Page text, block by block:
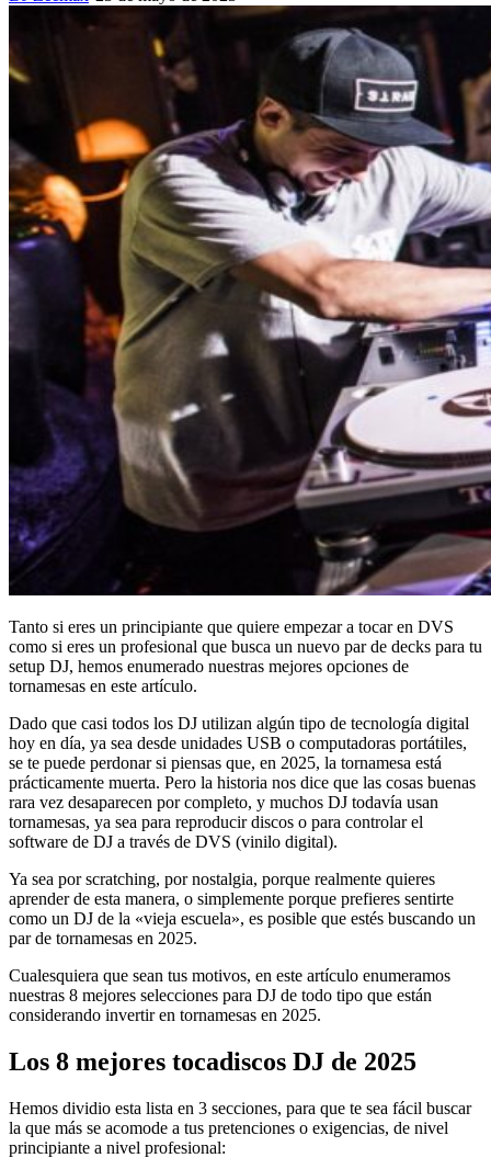
Tanto si eres un principiante que quiere empezar a tocar en DVS
como si eres un profesional que busca un nuevo par de decks para tu
setup DJ, hemos enumerado nuestras mejores opciones de
tornamesas en este artículo.
Dado que casi todos los DJ utilizan algún tipo de tecnología digital
hoy en día, ya sea desde unidades USB o computadoras portátiles,
se te puede perdonar si piensas que, en 2025, la tornamesa está
prácticamente muerta. Pero la historia nos dice que las cosas buenas
rara vez desaparecen por completo, y muchos DJ todavía usan
tornamesas, ya sea para reproducir discos o para controlar el
software de DJ a través de DVS (vinilo digital).
Ya sea por scratching, por nostalgia, porque realmente quieres
aprender de esta manera, o simplemente porque prefieres sentirte
como un DJ de la «vieja escuela», es posible que estés buscando un
par de tornamesas en 2025.
Cualesquiera que sean tus motivos, en este artículo enumeramos
nuestras 8 mejores selecciones para DJ de todo tipo que están
considerando invertir en tornamesas en 2025.
Los 8 mejores tocadiscos DJ de 2025
Hemos dividio esta lista en 3 secciones, para que te sea fácil buscar
la que más se acomode a tus pretenciones o exigencias, de nivel
principiante a nivel profesional: